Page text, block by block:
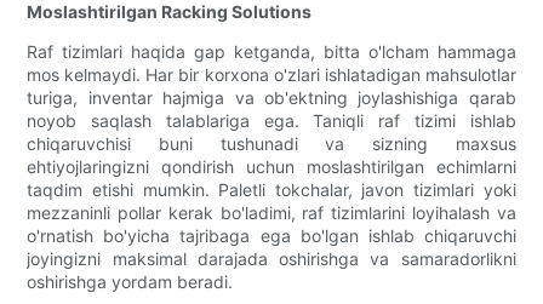
Moslashtirilgan Racking Solutions
Raf tizimlari haqida gap ketganda, bitta o'lcham hammaga
mos kelmaydi. Har bir korxona o'zlari ishlatadigan mahsulotlar
turiga, inventar hajmiga va ob'ektning joylashishiga qarab
noyob saqlash talablariga ega. Taniqli raf tizimi ishlab
chiqaruvchisi buni tushunadi va sizning maxsus
ehtiyojlaringizni qondirish uchun moslashtirilgan echimlarni
taqdim etishi mumkin. Paletli tokchalar, javon tizimlari yoki
mezzaninli pollar kerak bo'ladimi, raf tizimlarini loyihalash va
o'rnatish bo'yicha tajribaga ega bo'lgan ishlab chiqaruvchi
joyingizni maksimal darajada oshirishga va samaradorlikni
oshirishga yordam beradi.